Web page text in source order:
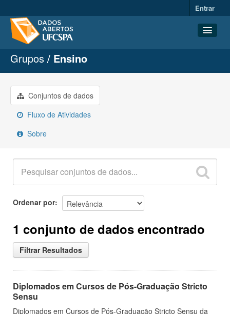
Entrar
Conjuntos de dados
Organizações
Grupos
Sobre
Grupos Ensino
Conjuntos de dados
Fluxo de Atividades
Sobre
Ordenar por
1 conjunto de dados encontrado
Filtrar Resultados
Diplomados em Cursos de Pós-Graduação Stricto
Sensu
Diplomados em Cursos de Pós-Graduação Stricto Sensu da